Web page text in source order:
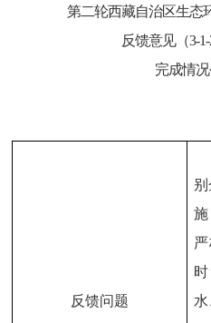
第二轮西藏自治区生态
反馈意见（3-
完成情
反馈问题